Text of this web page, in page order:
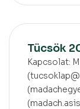
Tücsök
Kapcsolat: